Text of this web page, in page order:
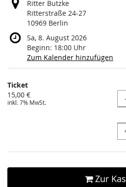
Ritter Butzke
Ritterstraße 24-27
10969 Berlin
Sa, 8. August 2026
Beginn: 18:00 Uhr
Zum Kalender hinzufügen
Produkte
Unkategorisierte
Produkte
Ticket
15,00 €
inkl. 7% MwSt. -
Zur